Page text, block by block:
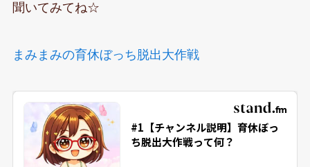
聞いてみてね☆
まみまみの育休ぼっち脱出大作戦